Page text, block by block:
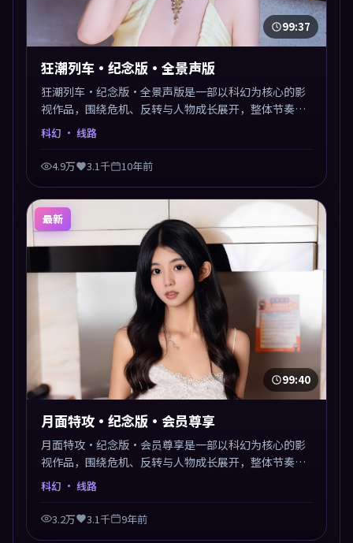
99:37
狂潮列车·纪念版·全景声版
狂潮列车·纪念版·全景声版是一部以科幻为核心的影
视作品，围绕危机、反转与人物成长展开，整体节奏紧
凑，值得推荐观看。
科幻 · 线路
4.9万 3.1千 10年前
最新
99:40
月面特攻·纪念版·会员尊享
月面特攻·纪念版·会员尊享是一部以科幻为核心的影
视作品，围绕危机、反转与人物成长展开，整体节奏紧
凑，值得推荐观看。
科幻 · 线路
3.2万 3.1千 9年前